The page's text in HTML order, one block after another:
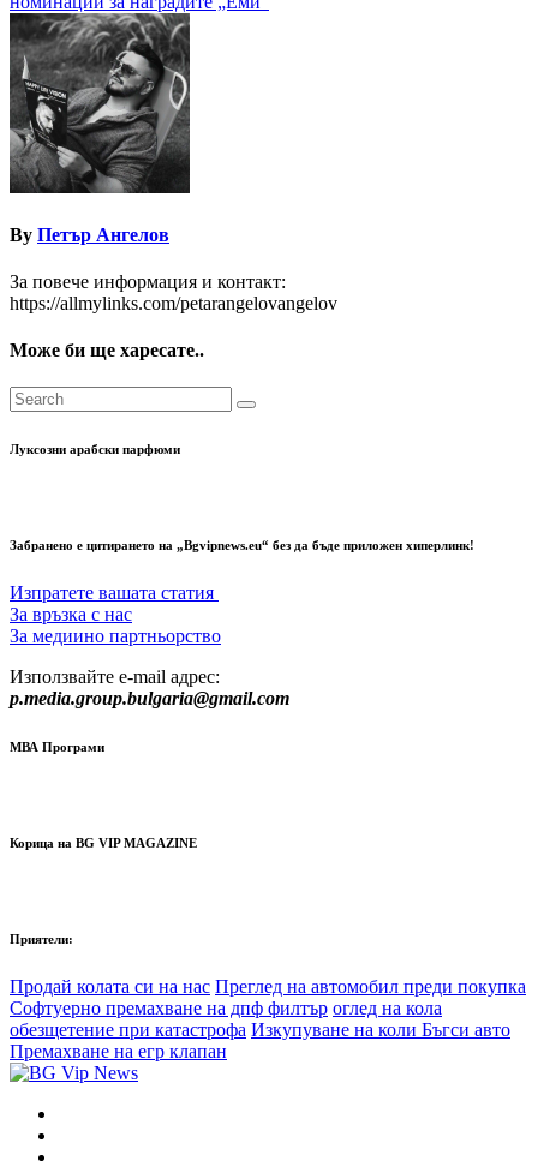
By Петър Ангелов
За повече информация и контакт:
https://allmylinks.com/petarangelovangelov
Може би ще харесате..
Луксозни арабски парфюми
Забранено е цитирането на „Bgvipnews.eu“ без да бъде приложен хиперлинк!
Изпратете вашата статия
За връзка с нас
За медиино партньорство
Използвайте e-mail адрес:
p.media.group.bulgaria@gmail.com
МВА Програми
Корица на BG VIP MAGAZINE
Приятели:
Продай колата си на нас Преглед на автомобил преди покупка
Софтуерно премахване на дпф филтър оглед на кола
обезщетение при катастрофа Изкупуване на коли Бъгси авто
Премахване на егр клапан